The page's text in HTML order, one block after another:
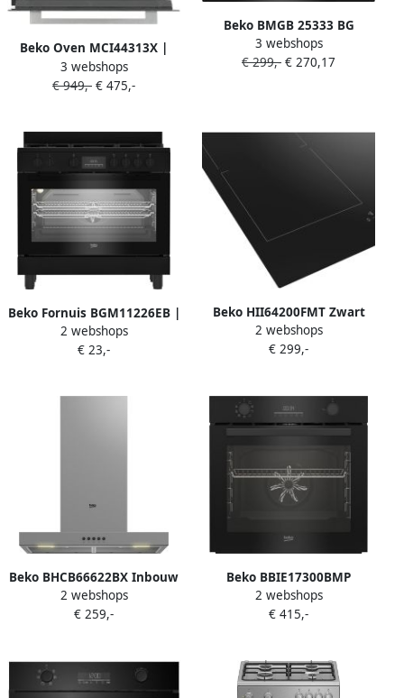
Beko Oven MCI44313X |
Microgolfovens |
8690842550713
3 webshops
€ 949,- € 475,-
Beko BMGB 25333 BG
magnetron inbouw Grill-
magnetron 25L 900 W
3 webshops
€ 299,- € 270,17
Beko Fornuis BGM11226EB |
Gasfornuizen |
Keuken&Koken Fornuizen |
2 webshops
€ 23,-
Beko HII64200FMT Zwart
Ingebouwd 60 cm
Inductiekookplaat zones 4
2 webshops
€ 299,-
Beko BHCB66622BX Inbouw
afzuigkap
2 webshops
€ 259,-
Beko BBIE17300BMP
Inbouwoven Zelfreinigend
Pyrolytisch 72 l Zwart
2 webshops
€ 415,-